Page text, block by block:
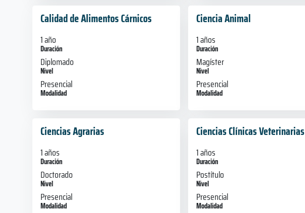
Calidad de Alimentos Cárnicos
1 año
Duración
Diplomado
Nivel
Presencial
Modalidad
Ciencia Animal
1 años
Duración
Magíster
Nivel
Presencial
Modalidad
Ciencias Agrarias
1 años
Duración
Doctorado
Nivel
Presencial
Modalidad
Ciencias Clínicas Veterinarias
1 años
Duración
Postítulo
Nivel
Presencial
Modalidad